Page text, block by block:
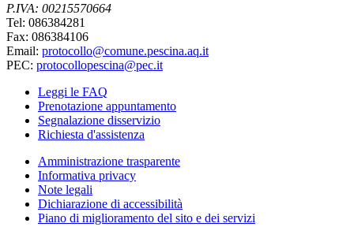
P.IVA: 00215570664
Tel: 086384281
Fax: 086384106
Email: protocollo@comune.pescina.aq.it
PEC: protocollopescina@pec.it
Leggi le FAQ
Prenotazione appuntamento
Segnalazione disservizio
Richiesta d'assistenza
Amministrazione trasparente
Informativa privacy
Note legali
Dichiarazione di accessibilità
Piano di miglioramento del sito e dei servizi